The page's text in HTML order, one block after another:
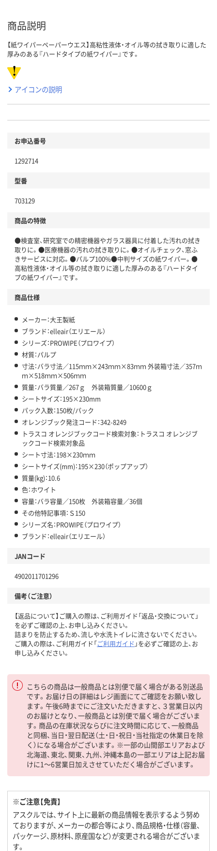
商品説明
【紙ワイパーペーパーウエス】高粘性液体・オイル等の拭き取りに適した
厚みのある『ハードタイプの紙ワイパー』です。
アイコンの説明
お申込番号
1292714
型番
703129
商品の特徴
●検査室、研究室での精密機器やガラス器具に付着した汚れの拭き
取りに。●医療機器の汚れの拭き取りに。●オイルチェック、窓ふ
きサービスに対応。●パルプ100%●中判サイズの紙ワイパー。●
高粘性液体・オイル等の拭き取りに適した厚みのある『ハードタイ
プの紙ワイパー』です。
商品仕様
メーカー：大王製紙
ブランド：elleair（エリエール）
シリーズ：PROWIPE（プロワイプ）
材質：パルプ
寸法：バラ寸法／115ｍｍ×243ｍｍ×83ｍｍ 外装箱寸法／357ｍ
ｍ×518ｍｍ×506ｍｍ
質量：バラ質量／267ｇ 外装箱質量／10600ｇ
シートサイズ：195×230mm
パック入数：150枚/パック
オレンジブック発注コード：342-8249
トラスコ オレンジブックコード検索対象：トラスコ オレンジブ
ックコード検索対象品
シート寸法：198×230ｍｍ
シートサイズ(mm)：195×230（ポップアップ）
質量(kg)：10.6
色：ホワイト
容量：バラ容量／150枚 外装箱容量／36個
その他特記事項：Ｓ150
シリーズ名：PROWIPE（プロワイプ）
ブランド：elleair（エリエール）
JANコード
4902011701296
備考（ご注意）
【返品について】ご購入の際は、ご利用ガイド「返品・交換について」
を必ずご確認の上、お申し込みください。
詰まりを防止するため、流しや水洗トイレに流さないでください。
ご購入の際は、ご利用ガイド「ご利用ガイド 」を必ずご確認の上、お
申し込みください。
こちらの商品は一般商品とは別便で届く場合がある別送品
です。お届け日の詳細はレジ画面にてご確認をお願い致し
ます。午後6時までにご注文いただきますと、３営業日以内
のお届けとなり、一般商品とは別便で届く場合がございま
す。商品の在庫状況ならびに注文時間に応じて、一般商品
と同梱、当日・翌日配送（土・日・祝日・当社指定の休業日を除
く）になる場合がございます。※一部の山間部エリアおよび
北海道、東北、関東、九州、沖縄本島の一部エリアは上記お届
けに1～6営業日加えさせていただく場合がございます。
※ご注意【免責】
アスクルでは、サイト上に最新の商品情報を表示するよう努め
ておりますが、メーカーの都合等により、商品規格・仕様（容量、
パッケージ、原材料、原産国など）が変更される場合がございま
す。